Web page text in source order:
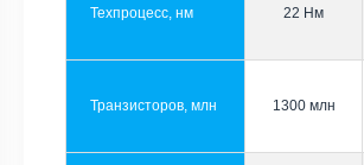
Техпроцесс, нм 22 Нм
Транзисторов, млн 1300 млн